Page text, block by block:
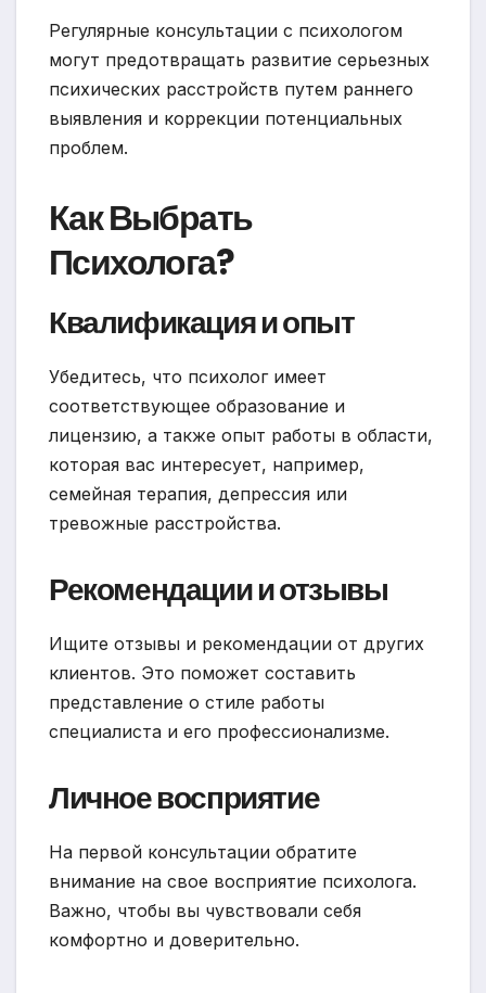
Регулярные консультации с психологом
могут предотвращать развитие серьезных
психических расстройств путем раннего
выявления и коррекции потенциальных
проблем.
Как Выбрать
Психолога?
Квалификация и опыт
Убедитесь, что психолог имеет
соответствующее образование и
лицензию, а также опыт работы в области,
которая вас интересует, например,
семейная терапия, депрессия или
тревожные расстройства.
Рекомендации и отзывы
Ищите отзывы и рекомендации от других
клиентов. Это поможет составить
представление о стиле работы
специалиста и его профессионализме.
Личное восприятие
На первой консультации обратите
внимание на свое восприятие психолога.
Важно, чтобы вы чувствовали себя
комфортно и доверительно.